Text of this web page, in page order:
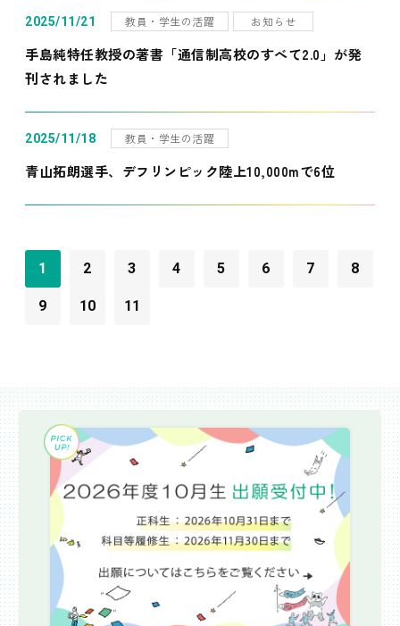
2025/11/21 教員・学生の活躍 お知らせ
手島純特任教授の著書「通信制高校のすべて2.0」が発
刊されました
2025/11/18 教員・学生の活躍
青山拓朗選手、デフリンピック陸上10,000mで6位
1 2 3 4 5 6 7 8
9 10 11